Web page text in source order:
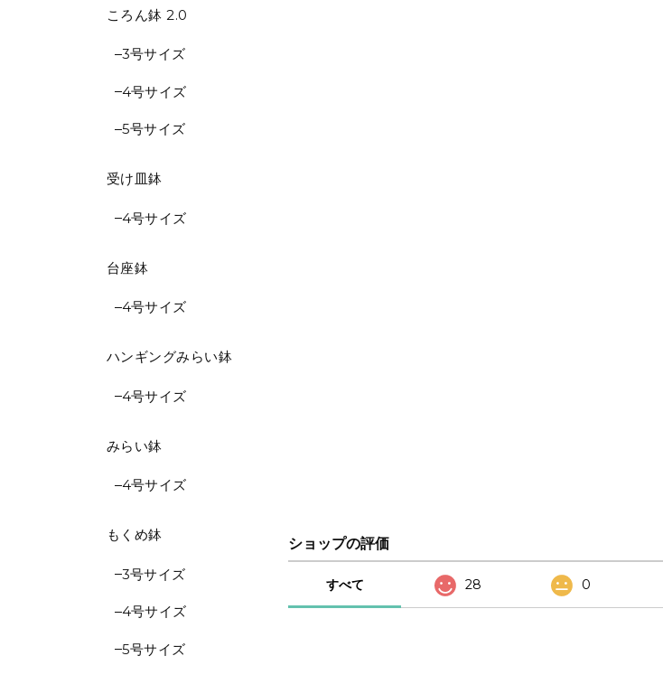
ころん鉢 2.0
3号サイズ
4号サイズ
5号サイズ
受け皿鉢
4号サイズ
台座鉢
4号サイズ
ハンギングみらい鉢
4号サイズ
みらい鉢
4号サイズ
もくめ鉢
3号サイズ
4号サイズ
5号サイズ
ショップの評価
すべて 28 0